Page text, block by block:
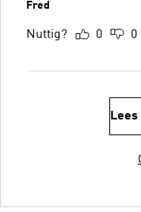
Fred
Nuttig? 0 0